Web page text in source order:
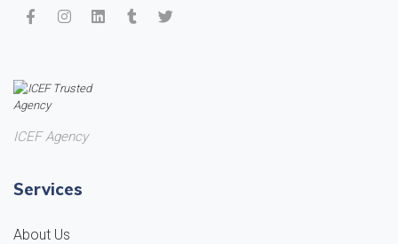
ICEF Agency
Services
About Us